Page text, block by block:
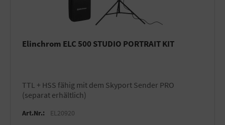
Elinchrom ELC 500 STUDIO PORTRAIT KIT
TTL + HSS fähig mit dem Skyport Sender PRO
(separat erhältlich)
Art.Nr.: EL20920